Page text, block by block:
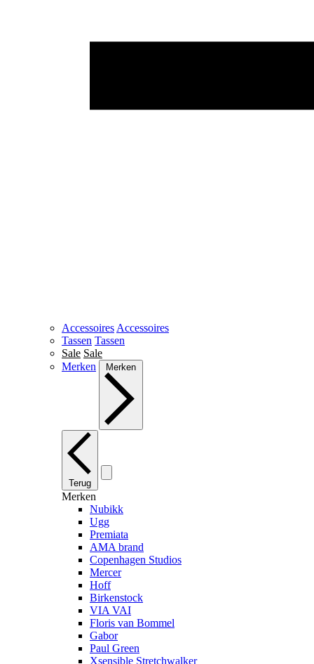
Accessoires Accessoires
Tassen Tassen
Sale Sale
Merken
Merken
Terug
Merken
Nubikk
Ugg
Premiata
AMA brand
Copenhagen Studios
Mercer
Hoff
Birkenstock
VIA VAI
Floris van Bommel
Gabor
Paul Green
Xsensible Stretchwalker